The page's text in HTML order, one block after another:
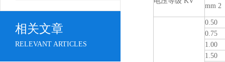
相关文章
RELEVANT ARTICLES
mm 2
0.50
0.75
1.00
1.50